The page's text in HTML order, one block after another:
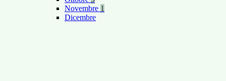
Novembre 1
Dicembre